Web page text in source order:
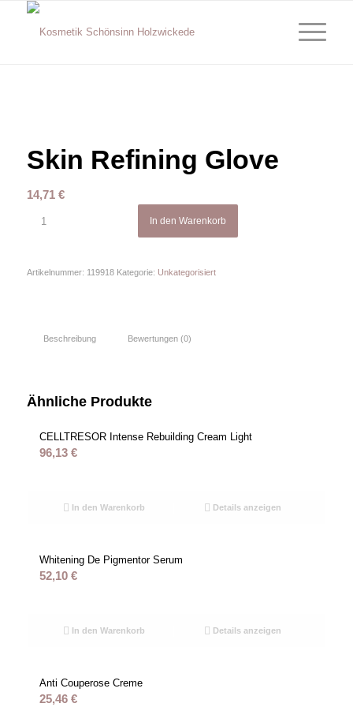
Skin Refining Glove
14,71 €
In den Warenkorb
Artikelnummer: 119918 Kategorie: Unkategorisiert
Beschreibung Bewertungen (0)
Ähnliche Produkte
CELLTRESOR Intense Rebuilding Cream Light
96,13 €
In den Warenkorb Details anzeigen
Whitening De Pigmentor Serum
52,10 €
In den Warenkorb Details anzeigen
Anti Couperose Creme
25,46 €